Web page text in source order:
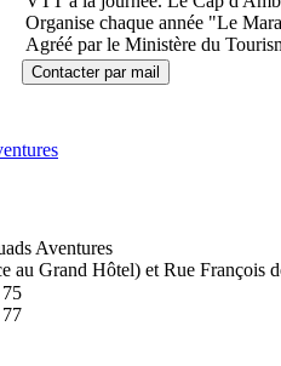
Organise chaque année "Le
Agréé par le Ministère du
Aventures
au Grand Hôtel) et Rue François